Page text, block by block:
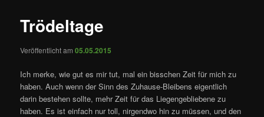
Trödeltage
Veröffentlicht am05.05.2015
Ich merke, wie gut es mir tut, mal ein bisschen Zeit für mich zu
haben. Auch wenn der Sinn des Zuhause-Bleibens eigentlich
darin bestehen sollte, mehr Zeit für das Liegengebliebene zu
haben. Es ist einfach nur toll, nirgendwo hin zu müssen, und den